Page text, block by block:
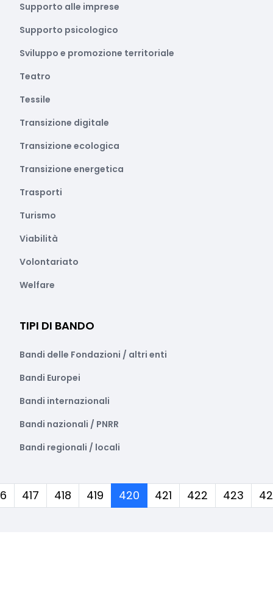
Supporto alle imprese
Supporto psicologico
Sviluppo e promozione territoriale
Teatro
Tessile
Transizione digitale
Transizione ecologica
Transizione energetica
Trasporti
Turismo
Viabilità
Volontariato
Welfare
TIPI DI BANDO
Bandi delle Fondazioni / altri enti
Bandi Europei
Bandi internazionali
Bandi nazionali / PNRR
Bandi regionali / locali
417 418 419 420(corrente)
421 422 423